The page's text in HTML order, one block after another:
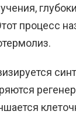
процесс